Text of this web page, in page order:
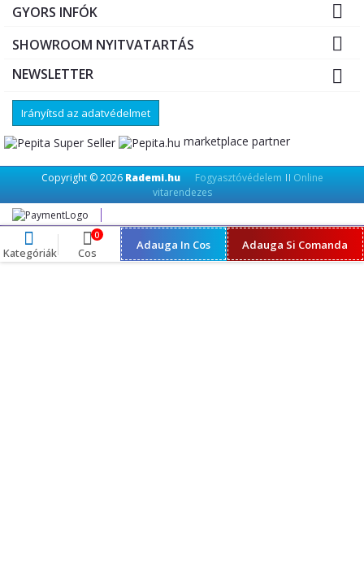
GYORS INFÓK 
SHOWROOM NYITVATARTÁS 
NEWSLETTER 
Irányítsd az adatvédelmet
marketplace partner
Copyright © 2026 Rademi.hu Fogyasztóvédelem || Online
vitarendezes
Kategóriák
0
Cos
Adauga In Cos Adauga Si Comanda